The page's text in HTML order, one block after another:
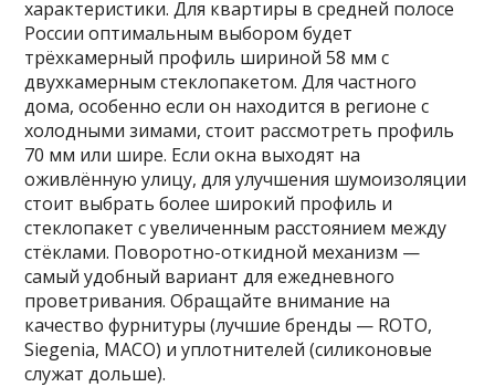
характеристики. Для квартиры в средней полосе
России оптимальным выбором будет
трёхкамерный профиль шириной 58 мм с
двухкамерным стеклопакетом. Для частного
дома, особенно если он находится в регионе с
холодными зимами, стоит рассмотреть профиль
70 мм или шире. Если окна выходят на
оживлённую улицу, для улучшения шумоизоляции
стоит выбрать более широкий профиль и
стеклопакет с увеличенным расстоянием между
стёклами. Поворотно-откидной механизм —
самый удобный вариант для ежедневного
проветривания. Обращайте внимание на
качество фурнитуры (лучшие бренды — ROTO,
Siegenia, MACO) и уплотнителей (силиконовые
служат дольше).